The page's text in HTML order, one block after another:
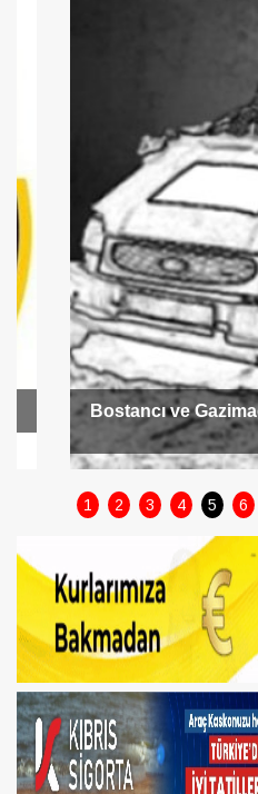
Bostancı ve
1 2 3 4 5 6